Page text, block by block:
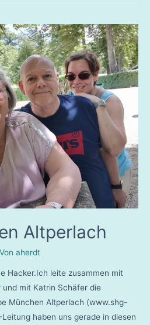
Altperlach
aherdt
Hacker.Ich leite zusammen mit
und mit Katrin Schäfer die
München Altperlach (www.shg-
haben uns gerade in diesen